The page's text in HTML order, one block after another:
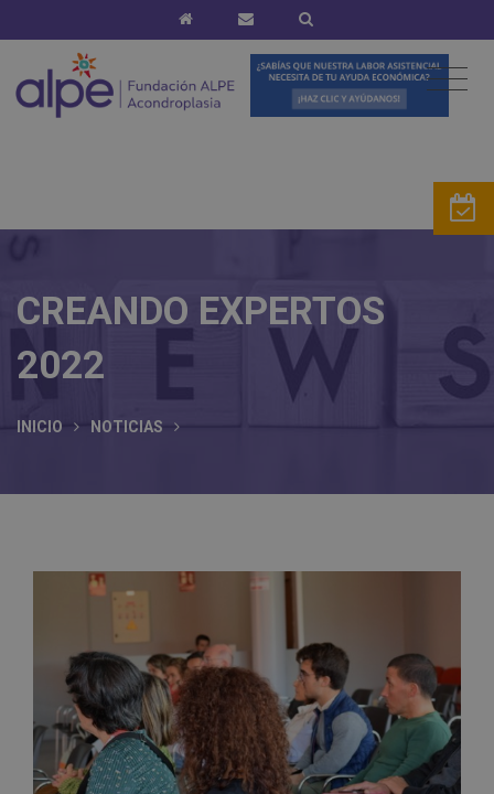
CREANDO EXPERTOS
2022
INICIO NOTICIAS